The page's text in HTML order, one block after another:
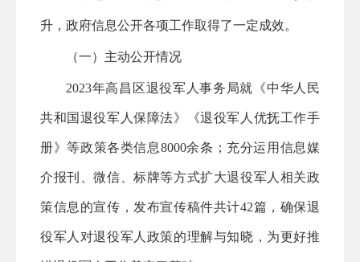
升，政府信息公开各项工作取得了一定成效。
（一）主动公开情况
2023年高昌区退役军人事务局就 《中华人民
共和国退役军人保障法》 《退役军人优抚工作手
册》等政策各类信息8000余条；充分运用信息媒
介报刊、微信、标牌等方式扩大退役军人相关政
策信息的宣传，发布宣传稿件共计42篇，确保退
役军人对退役军人政策的理解与知晓，为更好推